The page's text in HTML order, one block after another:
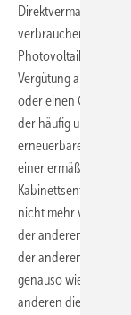
verbrauchen, wo er
Photovoltaikanlage
Vergütung ab,
oder einen
der häufig unter dem
erneuerbarer Strom,
einer ermäßigten
Kabinettsentwurf der
nicht mehr
der anderen Seite
der anderen Seite
genauso wie beim
anderen die